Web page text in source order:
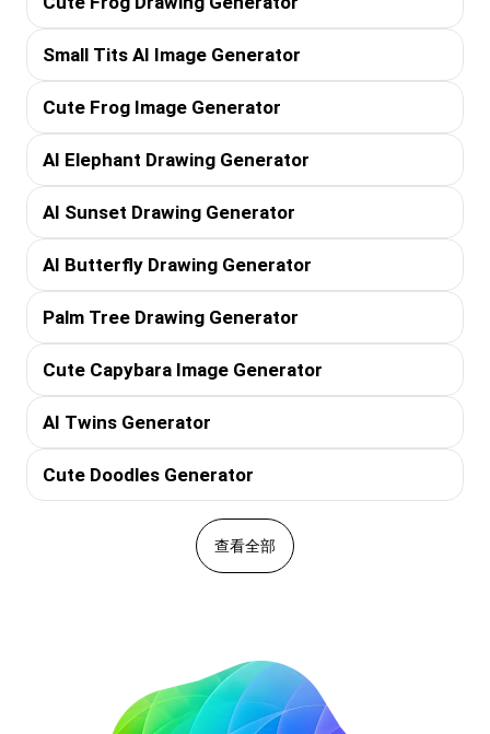
Small Tits AI Image Generator
Cute Frog Image Generator
AI Elephant Drawing Generator
AI Sunset Drawing Generator
AI Butterfly Drawing Generator
Palm Tree Drawing Generator
Cute Capybara Image Generator
AI Twins Generator
Cute Doodles Generator
查看全部